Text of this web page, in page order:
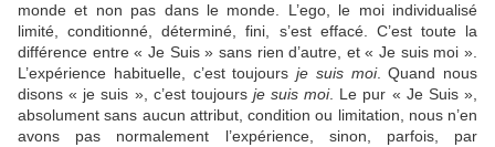
monde et non pas dans le monde. L’ego, le moi individualisé
limité, conditionné, déterminé, fini, s’est effacé. C’est toute la
différence entre « Je Suis » sans rien d’autre, et « Je suis moi ».
L’expérience habituelle, c’est toujours je suis moi. Quand nous
disons « je suis », c’est toujours je suis moi. Le pur « Je Suis »,
absolument sans aucun attribut, condition ou limitation, nous n’en
avons pas normalement l’expérience, sinon, parfois, par